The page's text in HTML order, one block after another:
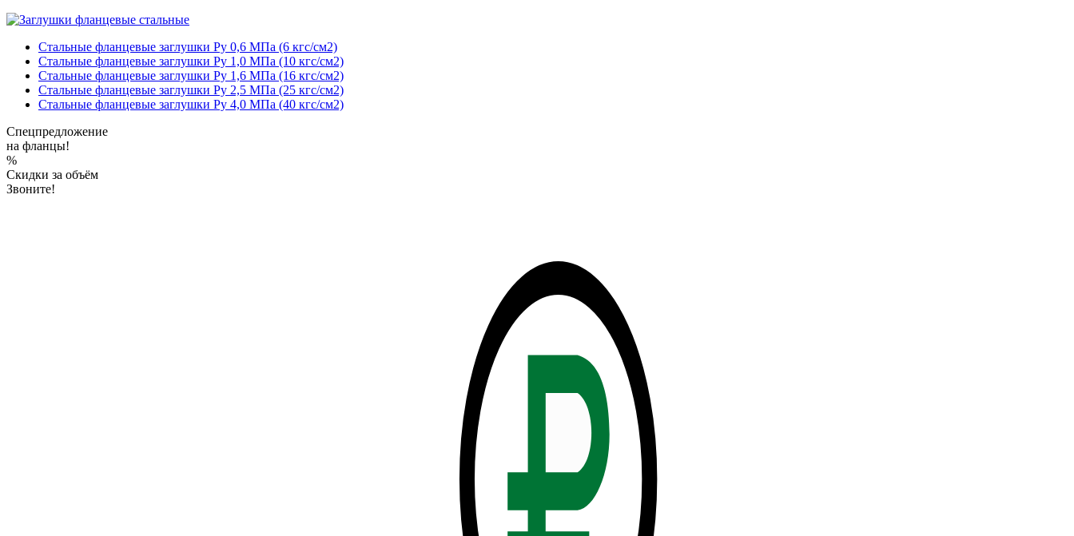
Стальные фланцевые заглушки Ру 0,6 МПа (6 кгс/см2)
Стальные фланцевые заглушки Ру 1,0 МПа (10 кгс/см2)
Стальные фланцевые заглушки Ру 1,6 МПа (16 кгс/см2)
Стальные фланцевые заглушки Ру 2,5 МПа (25 кгс/см2)
Стальные фланцевые заглушки Ру 4,0 МПа (40 кгс/см2)
Спецпредложение
на фланцы!
%
Скидки за объём
Звоните!